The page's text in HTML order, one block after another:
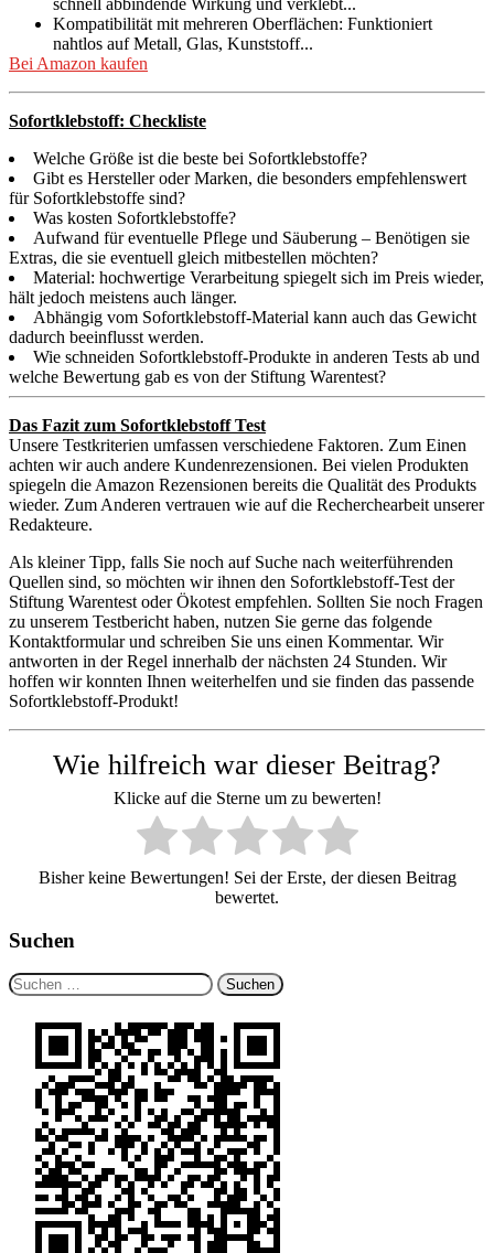
Kompatibilität mit mehreren Oberflächen: Funktioniert
nahtlos auf Metall, Glas, Kunststoff...
Bei Amazon kaufen
Sofortklebstoff: Checkliste
Welche Größe ist die beste bei Sofortklebstoffe?
Gibt es Hersteller oder Marken, die besonders empfehlenswert
für Sofortklebstoffe sind?
Was kosten Sofortklebstoffe?
Aufwand für eventuelle Pflege und Säuberung – Benötigen sie
Extras, die sie eventuell gleich mitbestellen möchten?
Material: hochwertige Verarbeitung spiegelt sich im Preis wieder,
hält jedoch meistens auch länger.
Abhängig vom Sofortklebstoff-Material kann auch das Gewicht
dadurch beeinflusst werden.
Wie schneiden Sofortklebstoff-Produkte in anderen Tests ab und
welche Bewertung gab es von der Stiftung Warentest?
Das Fazit zum Sofortklebstoff Test
Unsere Testkriterien umfassen verschiedene Faktoren. Zum Einen
achten wir auch andere Kundenrezensionen. Bei vielen Produkten
spiegeln die Amazon Rezensionen bereits die Qualität des Produkts
wieder. Zum Anderen vertrauen wie auf die Recherchearbeit unserer
Redakteure.
Als kleiner Tipp, falls Sie noch auf Suche nach weiterführenden
Quellen sind, so möchten wir ihnen den Sofortklebstoff-Test der
Stiftung Warentest oder Ökotest empfehlen. Sollten Sie noch Fragen
zu unserem Testbericht haben, nutzen Sie gerne das folgende
Kontaktformular und schreiben Sie uns einen Kommentar. Wir
antworten in der Regel innerhalb der nächsten 24 Stunden. Wir
hoffen wir konnten Ihnen weiterhelfen und sie finden das passende
Sofortklebstoff-Produkt!
Wie hilfreich war dieser Beitrag?
Klicke auf die Sterne um zu bewerten!
Bisher keine Bewertungen! Sei der Erste, der diesen Beitrag
bewertet.
Suchen
Suchen
nach: